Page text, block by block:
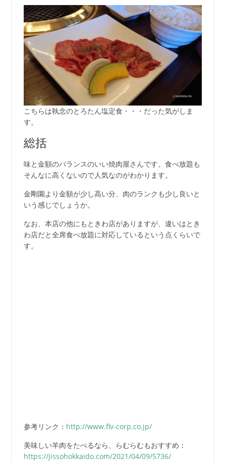
こちらは執念のとろたん塩定食・・・だった気がしま
す。
総括
味と金額のバランスのいい焼肉屋さんです。食べ放題も
そんなに高くないので人気なのがわかります。
金剛園より金額が少し高い分、肉のランクも少し良いと
いう感じでしょうか。
なお、本店の他にもときわ店がありますが、違いはとき
わ店だと全席食べ放題に対応しているという点くらいで
す。
参考リンク： http://www.flv-corp.co.jp/
美味しい羊肉をたべるなら、らむらむもおすすめ：
https://jissohokkaido.com/2021/04/09/5736/